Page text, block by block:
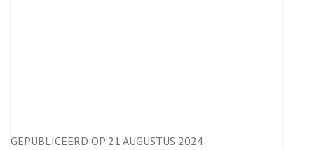
GEPUBLICEERD OP 21 AUGUSTUS 2024